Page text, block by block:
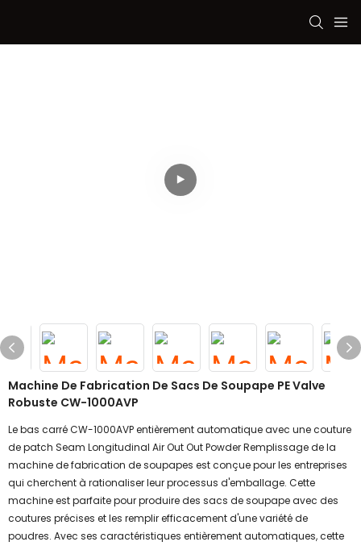
Machine De Fabrication De Sacs De Soupape PE Valve
Robuste CW-1000AVP
Le bas carré CW-1000AVP entièrement automatique avec une couture
de patch Seam Longitudinal Air Out Out Powder Remplissage de la
machine de fabrication de soupapes est conçue pour les entreprises
qui cherchent à rationaliser leur processus d'emballage. Cette
machine est parfaite pour produire des sacs de soupape avec des
coutures précises et les remplir efficacement d'une variété de
poudres. Avec ses caractéristiques entièrement automatiques, cette